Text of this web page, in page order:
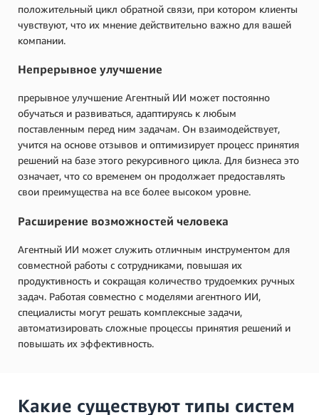
положительный цикл обратной связи, при котором клиенты
чувствуют, что их мнение действительно важно для вашей
компании.
Непрерывное улучшение
прерывное улучшение Агентный ИИ может постоянно
обучаться и развиваться, адаптируясь к любым
поставленным перед ним задачам. Он взаимодействует,
учится на основе отзывов и оптимизирует процесс принятия
решений на базе этого рекурсивного цикла. Для бизнеса это
означает, что со временем он продолжает предоставлять
свои преимущества на все более высоком уровне.
Расширение возможностей человека
Агентный ИИ может служить отличным инструментом для
совместной работы с сотрудниками, повышая их
продуктивность и сокращая количество трудоемких ручных
задач. Работая совместно с моделями агентного ИИ,
специалисты могут решать комплексные задачи,
автоматизировать сложные процессы принятия решений и
повышать их эффективность.
Какие существуют типы систем